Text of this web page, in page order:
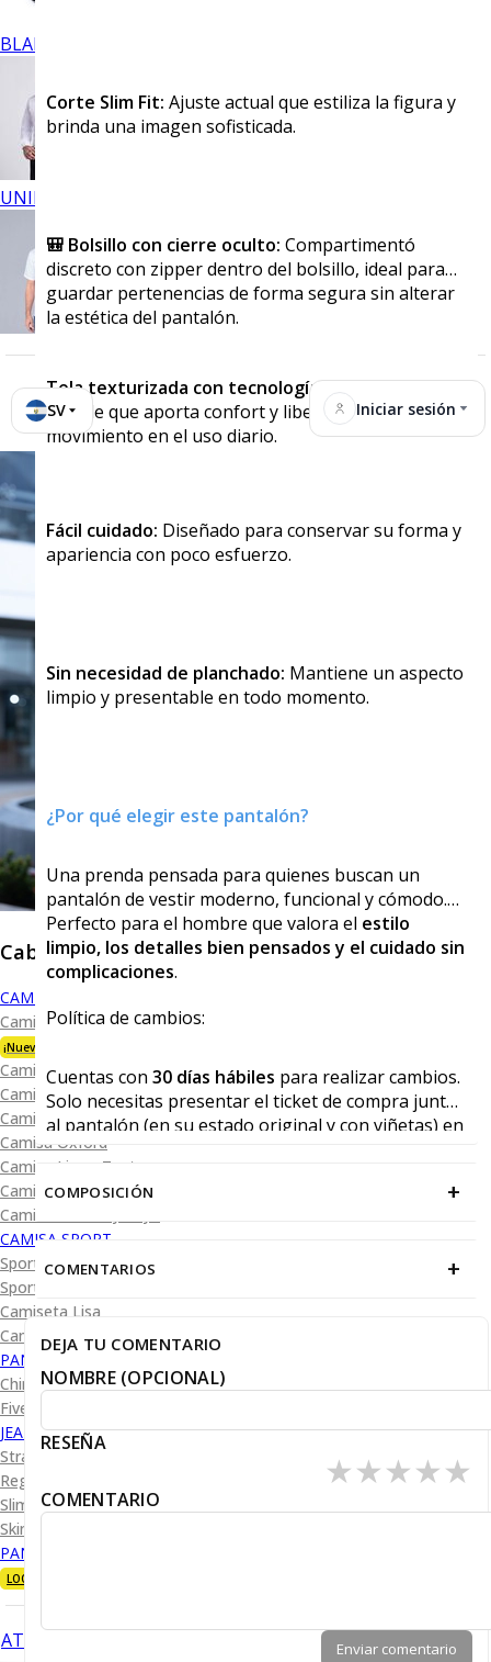
BLANCOS
UNIFORMES
SV Iniciar sesión
Caballero
CAMISAS
Camisa Premium Bambú
¡Nueva Colección!
Camisa Blanca
Camisa Performance
Camisa Piqué
Camisa Oxford
Camisa Lisa y Textura
Camisa Diseño
Camisa Cuadro y Raya
CAMISA SPORT
Sport Lisas
Sport Diseño
Camiseta Lisa
Camiseta Diseño
PANTALÓN CASUAL
Chino
Five Pocket
JEANS
Straight Fit
Regular Fit
Slim Fit
Skinny Fit
PANTALÓN DE VESTIR
LOOKS
ATRÁS
Corte Slim Fit: Ajuste actual que estiliza la figura y
brinda una imagen sofisticada.
🎒 Bolsillo con cierre oculto: Compartimentó
discreto con zipper dentro del bolsillo, ideal para
guardar pertenencias de forma segura sin alterar
la estética del pantalón.
Tela texturizada con tecnología stretch:Tejido
flexible que aporta confort y libertad de
movimiento en el uso diario.
Fácil cuidado: Diseñado para conservar su forma y
apariencia con poco esfuerzo.
Sin necesidad de planchado: Mantiene un aspecto
limpio y presentable en todo momento.
¿Por qué elegir este pantalón?
Una prenda pensada para quienes buscan un
pantalón de vestir moderno, funcional y cómodo.
Perfecto para el hombre que valora el estilo
limpio, los detalles bien pensados y el cuidado sin
complicaciones.
Política de cambios:
Cuentas con 30 días hábiles para realizar cambios.
Solo necesitas presentar el ticket de compra junto
al pantalón (en su estado original y con viñetas) en
cualquiera de nuestras tiendas físicas.
COMPOSICIÓN +
COMENTARIOS +
DEJA TU COMENTARIO
NOMBRE (OPCIONAL)
RESEÑA
★
★
★
★
★
COMENTARIO
Enviar comentario